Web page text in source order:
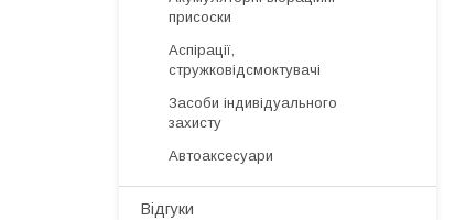
присоски
Аспірації,
стружковідсмоктувачі
Засоби індивідуального
захисту
Автоаксесуари
Відгуки